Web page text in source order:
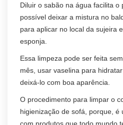
Diluir o sabão na água facilita o
possível deixar a mistura no
para aplicar no local da sujeira
esponja.
Essa limpeza pode ser feita
mês, usar vaselina para
deixá-lo com boa aparência.
O procedimento para limpar o
higienização de sofá, porque, é
com produtos que todo mundo